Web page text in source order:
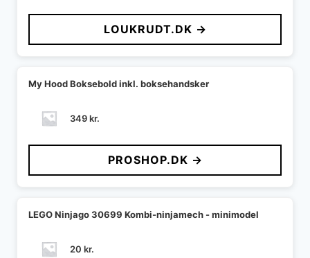
pris
var:
30 kr..
pris
er:
24 kr..
LOUKRUDT.DK →
My Hood Boksebold inkl. boksehandsker
349kr.
PROSHOP.DK →
LEGO Ninjago 30699 Kombi-ninjamech - minimodel
20 kr.